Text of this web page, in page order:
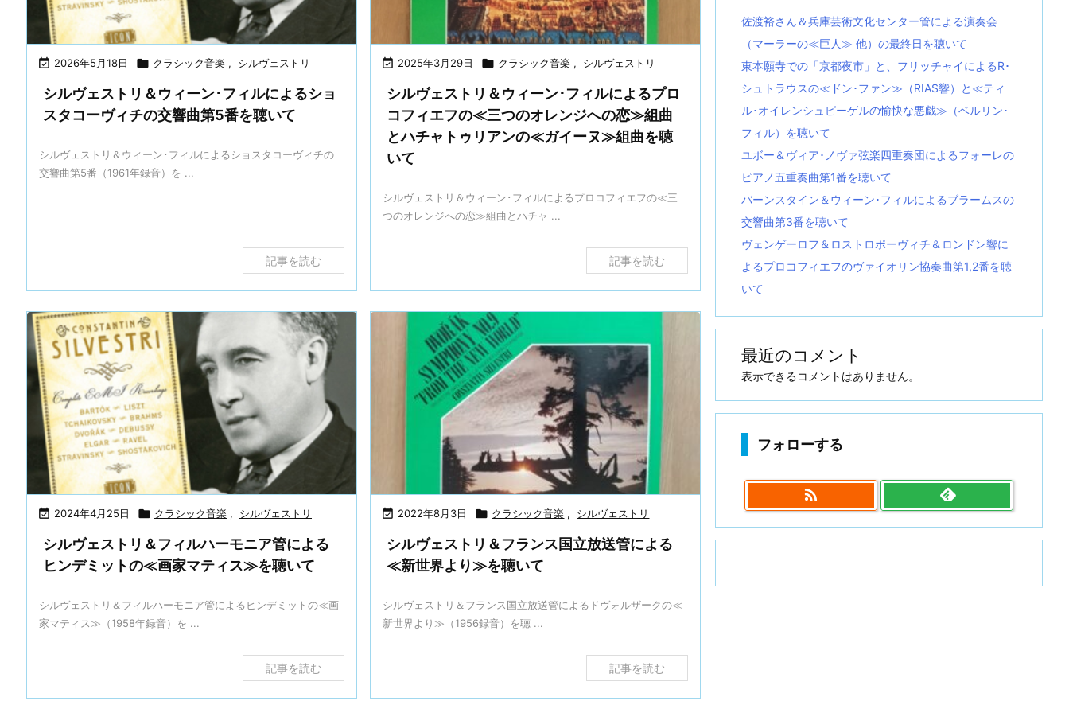
 2026年5月18日  クラシック音楽 , シルヴェストリ
シルヴェストリ＆ウィーン･フィルによるショ
スタコーヴィチの交響曲第5番を聴いて
シルヴェストリ＆ウィーン･フィルによるショスタコーヴィチの
交響曲第5番（1961年録音）を ...
記事を読む
 2025年3月29日  クラシック音楽 , シルヴェストリ
シルヴェストリ＆ウィーン･フィルによるプロ
コフィエフの≪三つのオレンジへの恋≫組曲
とハチャトゥリアンの≪ガイーヌ≫組曲を聴
いて
シルヴェストリ＆ウィーン･フィルによるプロコフィエフの≪三
つのオレンジへの恋≫組曲とハチャ ...
記事を読む
 2024年4月25日  クラシック音楽 , シルヴェストリ
シルヴェストリ＆フィルハーモニア管による
ヒンデミットの≪画家マティス≫を聴いて
シルヴェストリ＆フィルハーモニア管によるヒンデミットの≪画
家マティス≫（1958年録音）を ...
記事を読む
 2022年8月3日  クラシック音楽 , シルヴェストリ
シルヴェストリ＆フランス国立放送管による
≪新世界より≫を聴いて
シルヴェストリ＆フランス国立放送管によるドヴォルザークの≪
新世界より≫（1956録音）を聴 ...
記事を読む
佐渡裕さん＆兵庫芸術文化センター管による演奏会
（マーラーの≪巨人≫ 他）の最終日を聴いて
東本願寺での「京都夜市」と、フリッチャイによるR･
シュトラウスの≪ドン･ファン≫（RIAS響）と≪ティ
ル･オイレンシュピーゲルの愉快な悪戯≫（ベルリン･
フィル）を聴いて
ユボー＆ヴィア･ノヴァ弦楽四重奏団によるフォーレの
ピアノ五重奏曲第1番を聴いて
バーンスタイン＆ウィーン･フィルによるブラームスの
交響曲第3番を聴いて
ヴェンゲーロフ＆ロストロポーヴィチ＆ロンドン響に
よるプロコフィエフのヴァイオリン協奏曲第1,2番を聴
いて
最近のコメント
表示できるコメントはありません。
フォローする
